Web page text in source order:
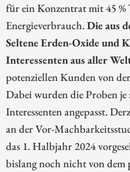
für ein Konzentrat mit 45
Energieverbrauch.Die aus
Seltene Erden-Oxide und
Interessenten aus aller
potenziellen Kunden von
Dabei wurden die Proben
Interessenten angepasst.
an der Vor-
das 1. Halbjahr 2024
bislang noch nicht von